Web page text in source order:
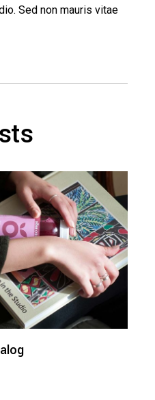
Sed non mauris vitae